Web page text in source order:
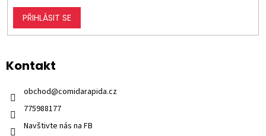
PŘIHLÁSIT SE
Kontakt
obchod@comidarapida.cz
775988177
Navštivte nás na FB